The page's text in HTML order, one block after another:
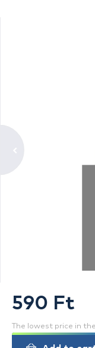
590 Ft
The lowest price in